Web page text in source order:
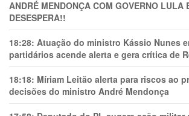
ANDRÉ MENDONÇA COM GOVERNO LULA
DESESPERA!!
18:28: Atuação do ministro Kássio Nunes
partidários acende alerta e gera crítica de
18:18: Míriam Leitão alerta para riscos ao
decisões do ministro André Mendonça